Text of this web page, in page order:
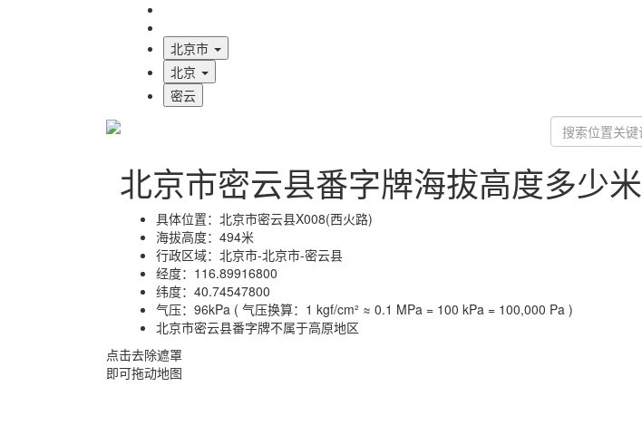
北京市
北京
密云
北京市密云县番字牌海拔高度多少米
具体位置： 北京市密云县X008(西火路)
海拔高度： 494米
行政区域： 北京市-北京市-密云县
经度： 116.89916800
纬度： 40.74547800
气压： 96kPa ( 气压换算：1 kgf/cm² ≈ 0.1 MPa = 100 kPa = 100,000 Pa )
北京市密云县番字牌不属于高原地区
点击去除遮罩
即可拖动地图